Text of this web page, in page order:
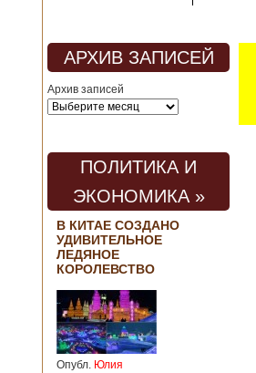
чтобы власти
полностью
закрыли границу с
материковым
Китаем, что
короонавируса в
регионе.
протеста стало
профсоюзное
объединение
медицинских
работников. По
мнению
активистов,
больницы Гонконга
Подробнее...
Опубликовано
04/02/2020 - 15:45
Третий год
АРХИВ ЗАПИСЕЙ
Архив записей
ПОЛИТИКА И
ЭКОНОМИКА »
В КИТАЕ СОЗДАНО
УДИВИТЕЛЬНОЕ
ЛЕДЯНОЕ
КОРОЛЕВСТВО
Опубл. Юлия